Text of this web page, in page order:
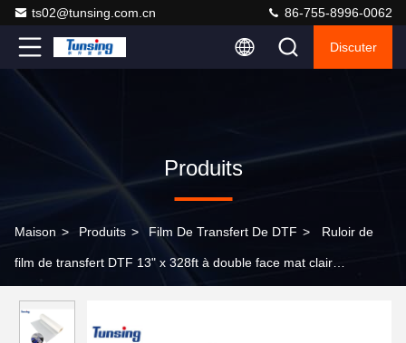
ts02@tunsing.com.cn 86-755-8996-0062
Discuter
Produits
Maison > Produits > Film De Transfert De DTF > Ruloir de
film de transfert DTF 13" x 328ft à double face mat clair
et chaud directement sur le film pour T-shirts textile